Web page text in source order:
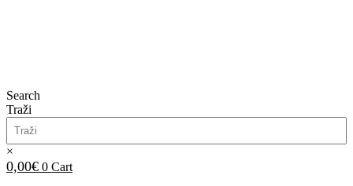
Search
Traži
×
0,00€ 0 Cart